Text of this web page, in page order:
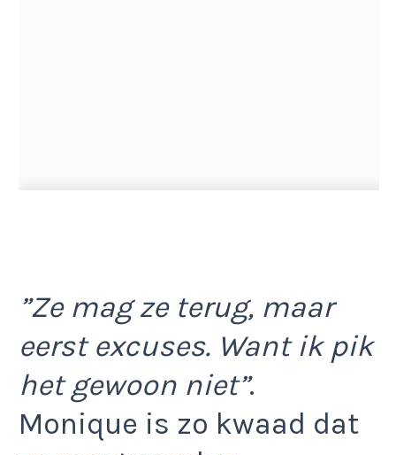
”Ze mag ze terug, maar
eerst excuses. Want ik pik
het gewoon niet”.
Monique is zo kwaad dat